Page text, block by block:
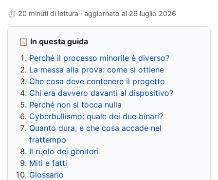
⏱ 20 minuti di lettura · aggiornato al 29 luglio 2026
📋 In questa guida
Perché il processo minorile è diverso?
La messa alla prova: come si ottiene
Che cosa deve contenere il progetto
Chi era davvero davanti al dispositivo?
Perché non si tocca nulla
Cyberbullismo: quale dei due binari?
Quanto dura, e che cosa accade nel
frattempo
Il ruolo dei genitori
Miti e fatti
Glossario